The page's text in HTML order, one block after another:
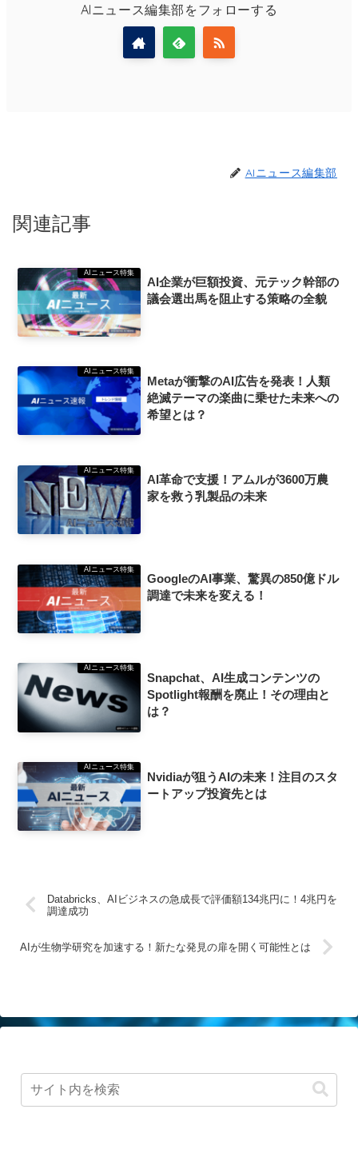
AIニュース編集部をフォローする
AIニュース編集部
関連記事
AIニュース特集
AI企業が巨額投資、元テック幹部の
議会選出馬を阻止する策略の全貌
AIニュース特集
Metaが衝撃のAI広告を発表！人類
絶滅テーマの楽曲に乗せた未来への
希望とは？
AIニュース特集
AI革命で支援！アムルが3600万農
家を救う乳製品の未来
AIニュース特集
GoogleのAI事業、驚異の850億ドル
調達で未来を変える！
AIニュース特集
Snapchat、AI生成コンテンツの
Spotlight報酬を廃止！その理由と
は？
AIニュース特集
Nvidiaが狙うAIの未来！注目のスタ
ートアップ投資先とは
Databricks、AIビジネスの急成長で評価額134兆円に！4兆円を
調達成功
AIが生物学研究を加速する！新たな発見の扉を開く可能性とは